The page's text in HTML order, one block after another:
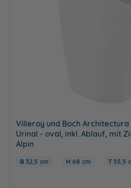
Villeroy und Boch
Urinal - oval, inkl. Ablauf, mit
Alpin
32,5 cm 68 cm 35,5